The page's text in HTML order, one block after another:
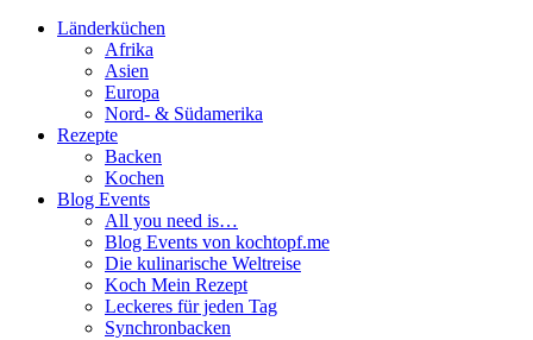
Länderküchen
Afrika
Asien
Europa
Nord- & Südamerika
Rezepte
Backen
Kochen
Blog Events
All you need is…
Blog Events von kochtopf.me
Die kulinarische Weltreise
Koch Mein Rezept
Leckeres für jeden Tag
Synchronbacken